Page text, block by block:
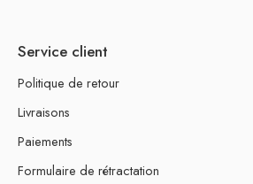
Service client
Politique de retour
Livraisons
Paiements
Formulaire de rétractation